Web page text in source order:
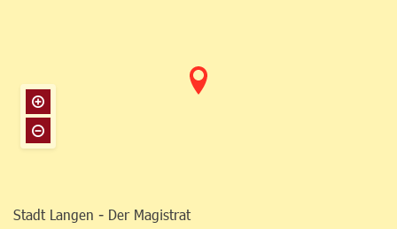
Stadt Langen - Der Magistrat